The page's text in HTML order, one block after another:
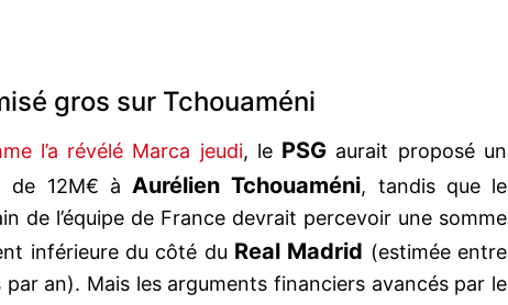
gros sur Tchouaméni
l’a révélé Marca jeudi, le PSG aurait proposé un
de 12M€ àAurélien Tchouaméni, tandis que le
de l’équipe de France devrait percevoir une somme
inférieure du côté du Real Madrid (estimée entre
an). Mais les arguments financiers avancés par le